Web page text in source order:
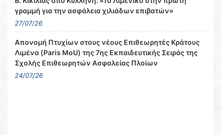
γραμμή για την ασφάλεια χιλιάδων επιβατών»
27/07/26
Απονομή Πτυχίων στους νέους Επιθεωρητές Κράτους
Λιμένα (Paris MoU) της 7ης Εκπαιδευτικής Σειράς της
Σχολής Επιθεωρητών Ασφαλείας Πλοίων
24/07/26